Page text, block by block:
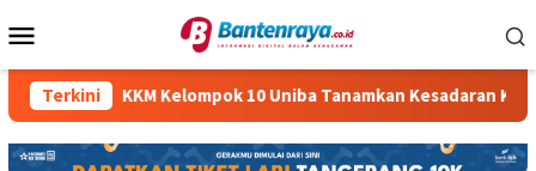
ke
Mobile
Terkini
KKM Kelompok 10 Uniba Tanamkan Kesadaran